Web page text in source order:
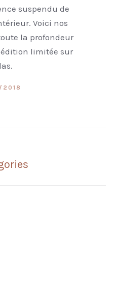
suspendu de
Voici nos
la profondeur
limitée sur